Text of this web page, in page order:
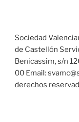
Sociedad
de Castellón
Benicassim, s/n
00 Email:
derechos